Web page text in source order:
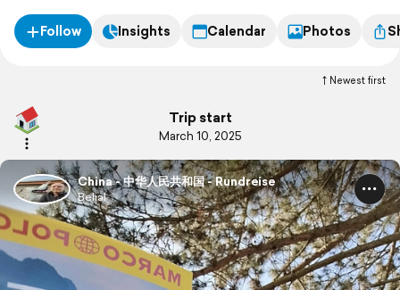
Follow Insights Calendar Photos
Newest first
Trip start
March 10, 2025
China - 中华人民共和国 - Rundreise
Belial